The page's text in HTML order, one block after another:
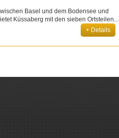
Basel und dem Bodensee und
Küssaberg mit den sieben Ortsteilen...
+ Details